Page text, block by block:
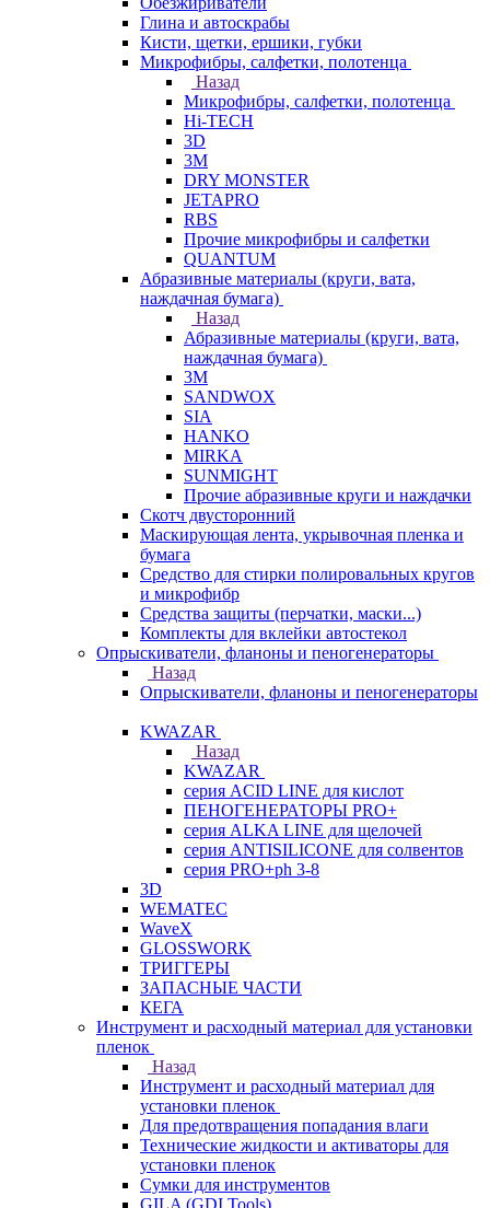
Глина и автоскрабы
Кисти, щетки, ершики, губки
Микрофибры, салфетки, полотенца
Назад
Микрофибры, салфетки, полотенца
Hi-TECH
3D
3М
DRY MONSTER
JETAPRO
RBS
Прочие микрофибры и салфетки
QUANTUM
Абразивные материалы (круги, вата,
наждачная бумага)
Назад
Абразивные материалы (круги, вата,
наждачная бумага)
3М
SANDWOX
SIA
HANKO
MIRKA
SUNMIGHT
Прочие абразивные круги и наждачки
Скотч двусторонний
Маскирующая лента, укрывочная пленка и
бумага
Средство для стирки полировальных кругов
и микрофибр
Средства защиты (перчатки, маски...)
Комплекты для вклейки автостекол
Опрыскиватели, фланоны и пеногенераторы
Назад
Опрыскиватели, фланоны и пеногенераторы
KWAZAR
Назад
KWAZAR
серия ACID LINE для кислот
ПЕНОГЕНЕРАТОРЫ PRO+
серия ALKA LINE для щелочей
серия ANTISILICONE для солвентов
серия PRO+ph 3-8
3D
WEMATEC
WaveX
GLOSSWORK
ТРИГГЕРЫ
ЗАПАСНЫЕ ЧАСТИ
КЕГА
Инструмент и расходный материал для установки
пленок
Назад
Инструмент и расходный материал для
установки пленок
Для предотвращения попадания влаги
Технические жидкости и активаторы для
установки пленок
Сумки для инструментов
GILA (GDI Tools)